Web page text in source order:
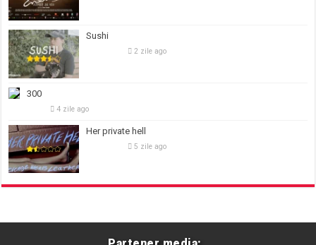
Sushi
2 zile ago
300
4 zile ago
Her private hell
5 zile ago